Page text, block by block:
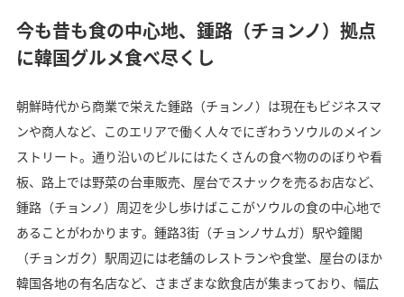
今も昔も食の中心地、鍾路（チョンノ）拠点
に韓国グルメ食べ尽くし
朝鮮時代から商業で栄えた鍾路（チョンノ）は現在もビジネスマ
ンや商人など、このエリアで働く人々でにぎわうソウルのメイン
ストリート。通り沿いのビルにはたくさんの食べ物ののぼりや看
板、路上では野菜の台車販売、屋台でスナックを売るお店など、
鍾路（チョンノ）周辺を少し歩けばここがソウルの食の中心地で
あることがわかります。鍾路3街（チョンノサムガ）駅や鐘閣
（チョンガク）駅周辺には老舗のレストランや食堂、屋台のほか
韓国各地の有名店など、さまざまな飲食店が集まっており、幅広